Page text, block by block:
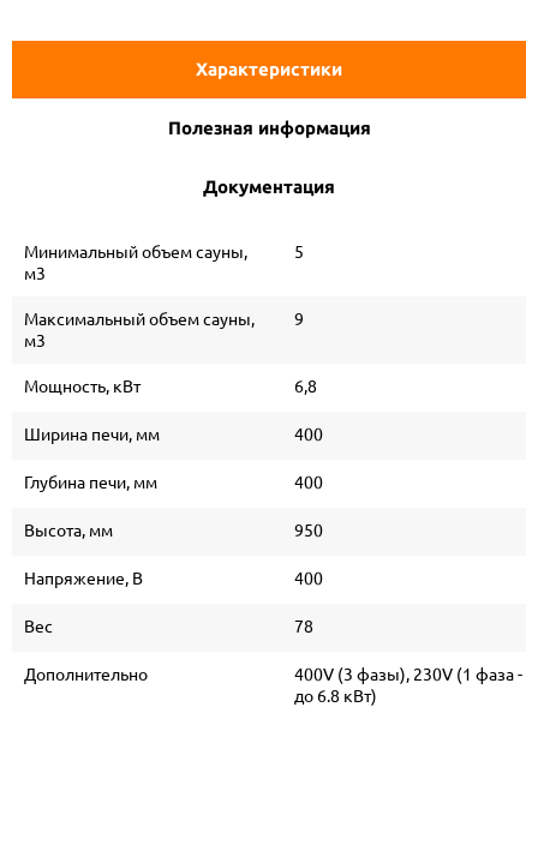
Характеристики
Полезная информация
Документация
Минимальный объем сауны,
м3
5
Максимальный объем сауны,
м3
9
Мощность, кВт 6,8
Ширина печи, мм 400
Глубина печи, мм 400
Высота, мм 950
Напряжение, В 400
Вес 78
Дополнительно
400V (3 фазы), 230V (1 фаза -
до 6.8 кВт)